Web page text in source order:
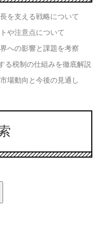
を支える戦略について
や注意点について
への影響と課題を考察
る税制の仕組みを徹底解説
場動向と今後の見通し